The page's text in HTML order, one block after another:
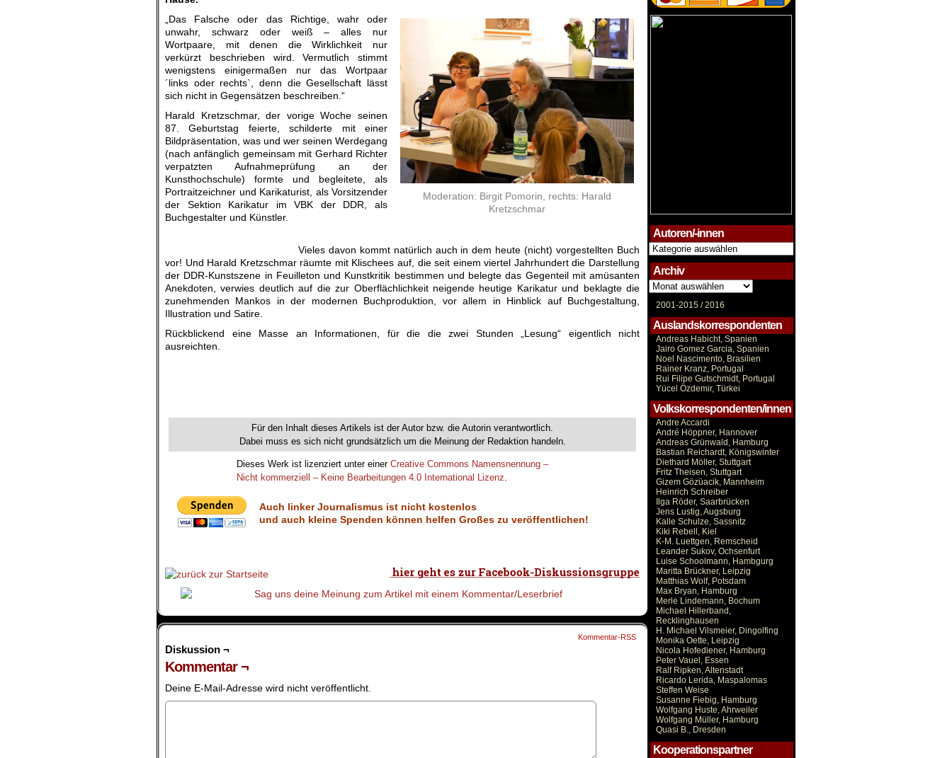
Moderation: Birgit Pomorin, rechts: Harald
Kretzschmar
„Das Falsche oder das Richtige, wahr oder
unwahr, schwarz oder weiß – alles nur
Wortpaare, mit denen die Wirklichkeit nur
verkürzt beschrieben wird. Vermutlich stimmt
wenigstens einigermaßen nur das Wortpaar
´links oder rechts`, denn die Gesellschaft lässt
sich nicht in Gegensätzen beschreiben.“
Harald Kretzschmar, der vorige Woche seinen
87. Geburtstag feierte, schilderte mit einer
Bildpräsentation, was und wer seinen Werdegang
(nach anfänglich gemeinsam mit Gerhard Richter
verpatzten Aufnahmeprüfung an der
Kunsthochschule) formte und begleitete, als
Portraitzeichner und Karikaturist, als Vorsitzender
der Sektion Karikatur im VBK der DDR, als
Buchgestalter und Künstler.
Vieles davon kommt natürlich auch in dem heute (nicht) vorgestellten Buch
vor! Und Harald Kretzschmar räumte mit Klischees auf, die seit einem viertel Jahrhundert die Darstellung
der DDR-Kunstszene in Feuilleton und Kunstkritik bestimmen und belegte das Gegenteil mit amüsanten
Anekdoten, verwies deutlich auf die zur Oberflächlichkeit neigende heutige Karikatur und beklagte die
zunehmenden Mankos in der modernen Buchproduktion, vor allem in Hinblick auf Buchgestaltung,
Illustration und Satire.
Rückblickend eine Masse an Informationen, für die die zwei Stunden „Lesung“ eigentlich nicht
ausreichten.
Für den Inhalt dieses Artikels ist der Autor bzw. die Autorin verantwortlich.
Dabei muss es sich nicht grundsätzlich um die Meinung der Redaktion handeln.
Dieses Werk ist lizenziert unter einer Creative Commons Namensnennung –
Nicht kommerziell – Keine Bearbeitungen 4.0 International Lizenz.
Auch linker Journalismus ist nicht kostenlos
und auch kleine Spenden können helfen Großes zu veröffentlichen!
Kommentar-RSS
Diskussion ¬
Kommentar ¬
Deine E-Mail-Adresse wird nicht veröffentlicht.
Autoren/-innen
Autoren/-
innen
Archiv
Archiv
2001-2015 /2016
Auslandskorrespondenten
Andreas Habicht, Spanien
Jairo Gomez Garcia, Spanien
Noel Nascimento, Brasilien
Rainer Kranz, Portugal
Rui Filipe Gutschmidt, Portugal
Yücel Özdemir, Türkei
Volkskorrespondenten/innen
Andre Accardi
André Höppner, Hannover
Andreas Grünwald, Hamburg
Bastian Reichardt, Königswinter
Diethard Möller, Stuttgart
Fritz Theisen, Stuttgart
Gizem Gözüacik, Mannheim
Heinrich Schreiber
Ilga Röder, Saarbrücken
Jens Lustig, Augsburg
Kalle Schulze, Sassnitz
Kiki Rebell, Kiel
K-M. Luettgen, Remscheid
Leander Sukov, Ochsenfurt
Luise Schoolmann, Hambgurg
Maritta Brückner, Leipzig
Matthias Wolf, Potsdam
Max Bryan, Hamburg
Merle Lindemann, Bochum
Michael Hillerband,
Recklinghausen
H. Michael Vilsmeier, Dingolfing
Monika Oette, Leipzig
Nicola Hofediener, Hamburg
Peter Vauel, Essen
Ralf Ripken, Altenstadt
Ricardo Lerida, Maspalomas
Steffen Weise
Susanne Fiebig, Hamburg
Wolfgang Huste, Ahrweiler
Wolfgang Müller, Hamburg
Quasi B., Dresden
Kooperationspartner